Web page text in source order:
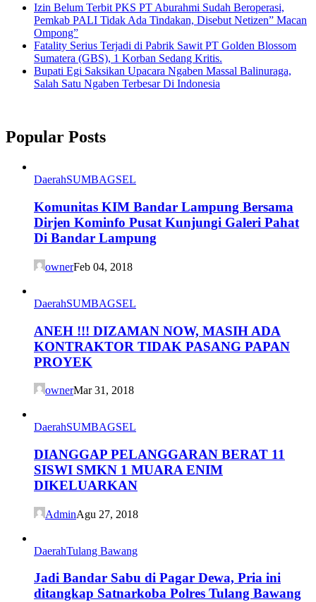
Izin Belum Terbit PKS PT Aburahmi Sudah Beroperasi,
Pemkab PALI Tidak Ada Tindakan, Disebut Netizen” Macan
Ompong”
Fatality Serius Terjadi di Pabrik Sawit PT Golden Blossom
Sumatera (GBS), 1 Korban Sedang Kritis.
Bupati Egi Saksikan Upacara Ngaben Massal Balinuraga,
Salah Satu Ngaben Terbesar Di Indonesia
Popular Posts
DaerahSUMBAGSEL
Komunitas KIM Bandar Lampung Bersama
Dirjen Kominfo Pusat Kunjungi Galeri Pahat
Di Bandar Lampung
ownerFeb 04, 2018
DaerahSUMBAGSEL
ANEH !!! DIZAMAN NOW, MASIH ADA
KONTRAKTOR TIDAK PASANG PAPAN
PROYEK
ownerMar 31, 2018
DaerahSUMBAGSEL
DIANGGAP PELANGGARAN BERAT 11
SISWI SMKN 1 MUARA ENIM
DIKELUARKAN
AdminAgu 27, 2018
DaerahTulang Bawang
Jadi Bandar Sabu di Pagar Dewa, Pria ini
ditangkap Satnarkoba Polres Tulang Bawang